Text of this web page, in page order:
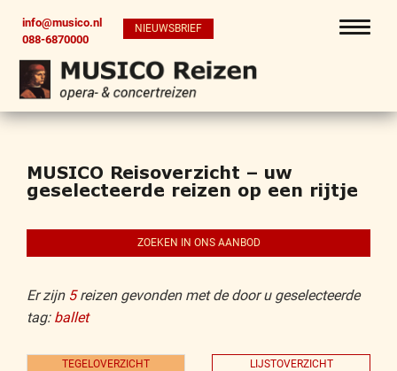
info@musico.nl
088-6870000
NIEUWSBRIEF
MUSICO Reisoverzicht – uw
geselecteerde reizen op een rijtje
ZOEKEN IN ONS AANBOD
Er zijn 5reizen gevonden met de door u geselecteerde
tag: ballet
TEGELOVERZICHT LIJSTOVERZICHT